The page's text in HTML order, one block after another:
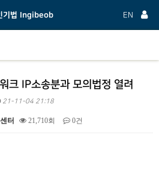
기법 Ingibeob EN
크 IP소송분과 모의법정 열려
21-11-04 21:18
터 21,710회 0건